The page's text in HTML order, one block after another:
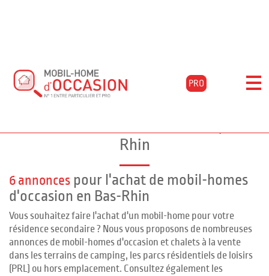
PRO
Filtrer les résultats
Rhin
6 annonces pour l'achat de mobil-homes
d'occasion en Bas-Rhin
Vous souhaitez faire l'achat d'un mobil-home pour votre
résidence secondaire ? Nous vous proposons de nombreuses
annonces de mobil-homes d'occasion et chalets à la vente
dans les terrains de camping, les parcs résidentiels de loisirs
(PRL) ou hors emplacement. Consultez également les